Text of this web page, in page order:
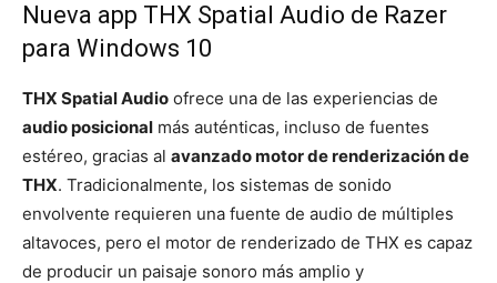
Nueva app THX Spatial Audio de Razer
para Windows 10
THX Spatial Audio ofrece una de las experiencias de
audio posicional más auténticas, incluso de fuentes
estéreo, gracias al avanzado motor de renderización de
THX. Tradicionalmente, los sistemas de sonido
envolvente requieren una fuente de audio de múltiples
altavoces, pero el motor de renderizado de THX es capaz
de producir un paisaje sonoro más amplio y